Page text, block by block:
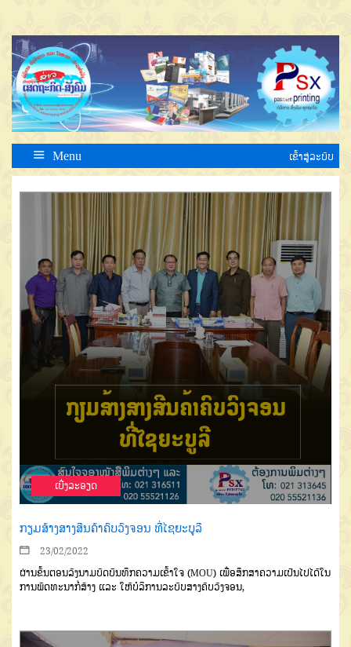
Menu ເຂົ້າສູ່ລະບົບ
ເບີ່ງລະອຽດ
ກຽມສ້າງສາງສີນຄ້າຄົບວົງຈອນ ທີ່ໄຊຍະບູລີ
23/02/2022
ຜ່ານຂັ້ນຕອນລົງນາມບົດບັນທຶກຄວາມເຂົ້າໃຈ (MOU) ເພື່ອສຶກສາຄວາມເປັນໄປໄດ້ໃນ
ການພັດທະນາກໍ່ສ້າງ ແລະ ໃຫ້ບໍລິການລະບົບສາງຄົບວົງຈອນ,